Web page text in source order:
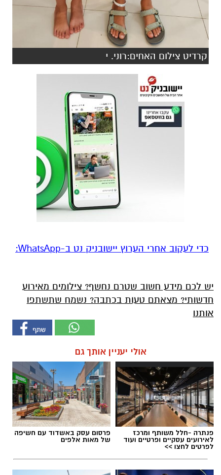
קרדיט צילום האחים:רוני. י
‏כדי לעקוב אחרי הערוץ יישובניק נט ב-WhatsApp:‏‏‏
יש לכם מידע חשוב שטרם נחשף? צילומים מאירוע
חדשותי? מצאתם טעות בכתבה? נשמח שתשתפו
אותנו
אולי יעניין אותך גם
פנתרה -חלל משותף ומרכז
לאירועים עסקיים ופרטיים ועוד
לפרטים לחצו >>
פרסום עסק באשדוד עם חשיפה
של מאות אלפים